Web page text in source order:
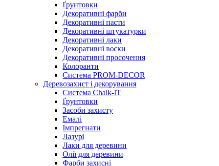
Ґрунтовки
Декоративні фарби
Декоративні пасти
Декоративні штукатурки
Декоративні лаки
Декоративні воски
Декоративні просочення
Колоранти
Система PROM-DECOR
Деревозахист і декорування
Система Chalk-IT
Ґрунтовки
Засоби захисту
Емалі
Імпрегнати
Лазурі
Лаки для деревини
Олії для деревини
Фарби захисні